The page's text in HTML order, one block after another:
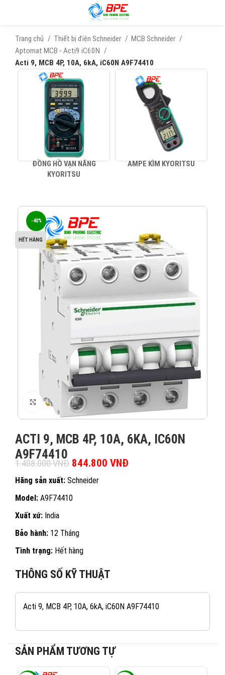
Trang chủ Thiết bị điện Schneider
MCB Schneider
Aptomat MCB - Acti9 iC60N
Acti 9, MCB 4P, 10A, 6kA, iC60N A9F74410
ĐỒNG HỒ VẠN NĂNG
KYORITSU
AMPE KÌM KYORITSU
-40%
HẾT HÀNG
XEM ẢNH
ACTI 9, MCB 4P, 10A, 6KA, IC60N
A9F74410
1.408.000VNĐ Giá gốc là: 1.408.000 VNĐ.
844.800 VNĐ
Hãng sản xuất: Schneider
Model: A9F74410
Xuất xứ: India
Bảo hành: 12 Tháng
Tình trạng: Hết hàng
THÔNG SỐ KỸ THUẬT
Acti 9, MCB 4P, 10A, 6kA, iC60N A9F74410
SẢN PHẨM TƯƠNG TỰ